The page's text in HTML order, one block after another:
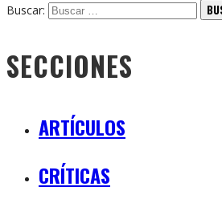
Buscar:
SECCIONES
ARTÍCULOS
CRÍTICAS